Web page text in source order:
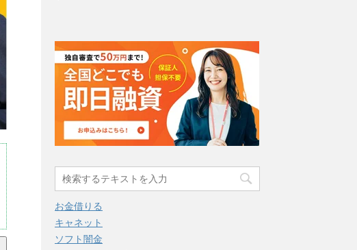
お金借りる
キャネット
ソフト闇金